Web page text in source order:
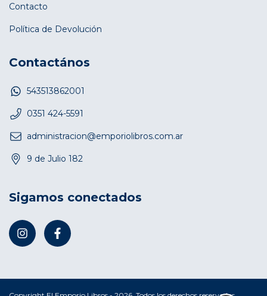
Contacto
Política de Devolución
Contactános
543513862001
0351 424-5591
administracion@emporiolibros.com.ar
9 de Julio 182
Sigamos conectados